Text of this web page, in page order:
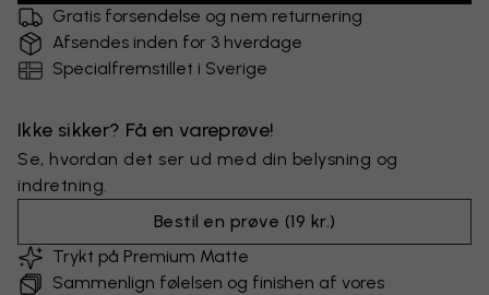
Gratis forsendelse og nem returnering
Afsendes inden for 3 hverdage
Specialfremstillet i Sverige
Ikke sikker? Få en vareprøve!
Se, hvordan det ser ud med din belysning og
indretning.
Bestil en prøve (19 kr.)
Trykt på Premium Matte
Sammenlign følelsen og finishen af vores